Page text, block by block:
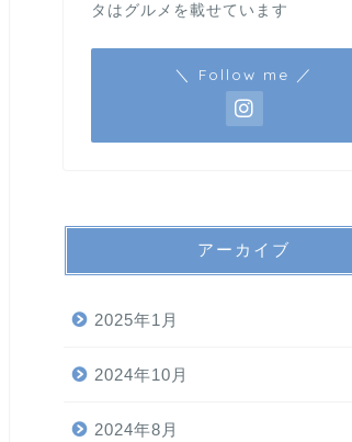
タはグルメを載せています
＼ Follow me ／
アーカイブ
2025年1月
2024年10月
2024年8月